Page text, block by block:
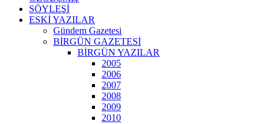
SÖYLEŞİ
ESKİ YAZILAR
Gündem Gazetesi
BİRGÜN GAZETESİ
BİRGÜN YAZILAR
2005
2006
2007
2008
2009
2010